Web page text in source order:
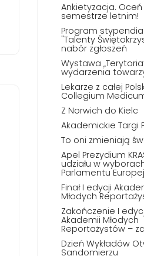
Ankietyzacja.
semestrze letnim!
Program
"Talenty
nabór zgłoszeń
Wystawa
wydarzenia
Lekarze z całej
Collegium
Z Norwich do Kielc
Akademickie Targi
To oni zmieniają
Apel Prezydium
udziału w
Parlamentu
Finał I edycji
Młodych
Zakończenie I
Akademii Młodych
Reportażystów –
Dzień Wykładów
Sandomierzu